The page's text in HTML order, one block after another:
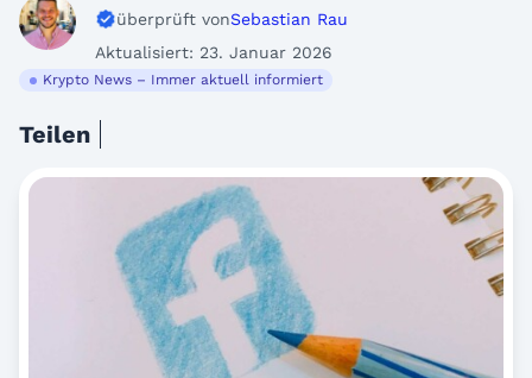
überprüft vonSebastian Rau
Aktualisiert: 23. Januar 2026
Krypto News – Immer aktuell informiert
Teilen